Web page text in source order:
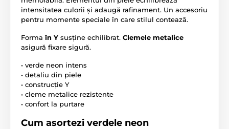
intensitatea culorii și adaugă rafinament. Un accesoriu
pentru momente speciale în care stilul contează.
Forma în Y susține echilibrat. Clemele metalice
asigură fixare sigură.
• verde neon intens
• detaliu din piele
• construcție Y
• cleme metalice rezistente
• confort la purtare
Cum asortezi verdele neon